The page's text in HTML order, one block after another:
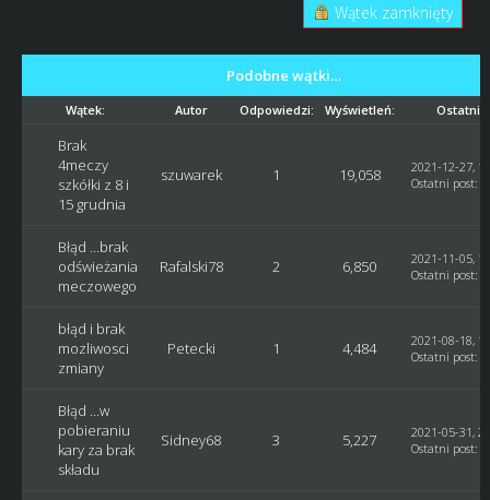
Wątek zamknięty
Podobne wątki…
Wątek: Autor Odpowiedzi: Wyświetleń: Ostatni
Brak
4meczy
szkółki z 8 i
15 grudnia
szuwarek 1 19,058
2021-12-27,
Ostatni post:
Błąd ...brak
odświeżania
meczowego
Rafalski78 2 6,850
2021-11-05,
Ostatni post:
błąd i brak
mozliwosci
zmiany
Petecki 1 4,484
2021-08-18,
Ostatni post:
Błąd ...w
pobieraniu
kary za brak
składu
Sidney68 3 5,227
2021-05-31,
Ostatni post: